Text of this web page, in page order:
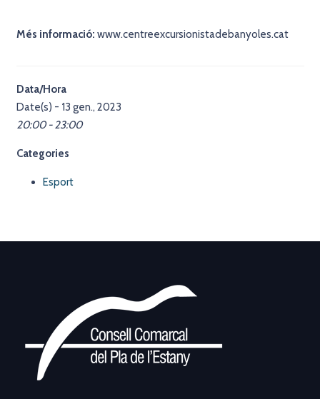
Més informació: www.centreexcursionistadebanyoles.cat
Data/Hora
Date(s) - 13 gen., 2023
20:00 - 23:00
Categories
Esport